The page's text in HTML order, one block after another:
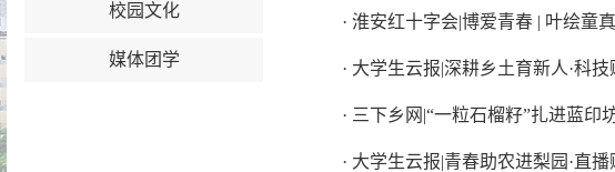
校园文化
媒体团学
· 淮安红十字会|博爱青春 | 叶绘童
· 大学生云报|深耕乡土育新人·科
· 三下乡网|“一粒石榴籽”扎进蓝印
· 大学生云报|青春助农进梨园·直